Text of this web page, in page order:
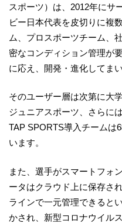
スポーツ）は、2012年にサ
ビー日本代表を皮切りに複
ム、プロスポーツチーム、
密なコンディション管理が
に応え、開発・進化してま
そのユーザー層は次第に大
ジュニアスポーツ、さらに
TAP SPORTS導入チームは
います。
また、選手がスマートフォ
ータはクラウド上に保存さ
ラインで一元管理できると
かされ、新型コロナウイル